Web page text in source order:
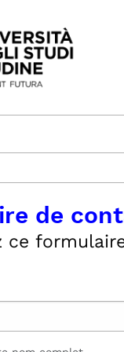
principale
de
ce